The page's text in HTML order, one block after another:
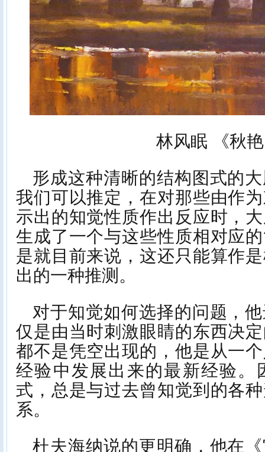
林风眠 《秋
形成这种清晰的结构图式的
我们可以推定，在对那些由作
示出的知觉性质作出反应时，
生成了一个与这些性质相对应
是就目前来说，这还只能算作
出的一种推测。
对于知觉如何选择的问题，
仅是由当时刺激眼睛的东西决
都不是凭空出现的，他是从一
经验中发展出来的最新经验。
式，总是与过去曾知觉到的各
系。
杜夫海纳说的更明确，他在